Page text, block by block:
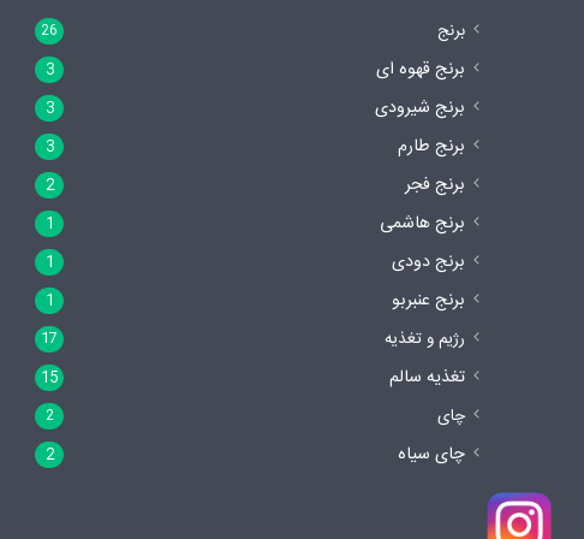
برنج 26
برنج قهوه ای 3
برنج شیرودی 3
برنج طارم 3
برنج فجر 2
برنج هاشمی 1
برنج دودی 1
برنج عنبربو 1
رژیم و تغذیه 17
تغذیه سالم 15
چای 2
چای سیاه 2